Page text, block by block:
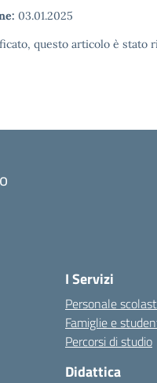
03.01.2025
questo articolo è
I Servizi
Personale
Famiglie e
Percorsi di studio
Didattica